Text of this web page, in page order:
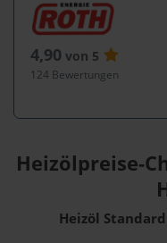
4,90 von 5
124 Bewertungen
Heizölpreise-
Heizöl